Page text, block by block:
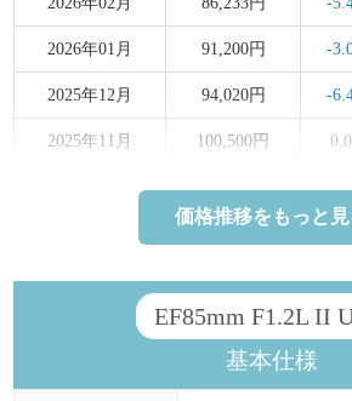
2026年01月 91,200円 -
2025年12月 94,020円 -
2025年11月 100,500円
100,500円
2025年06月 100,500円
100,500円
100,500円
価格推移をもっと見
EF85mm F1.2L II
基本仕様